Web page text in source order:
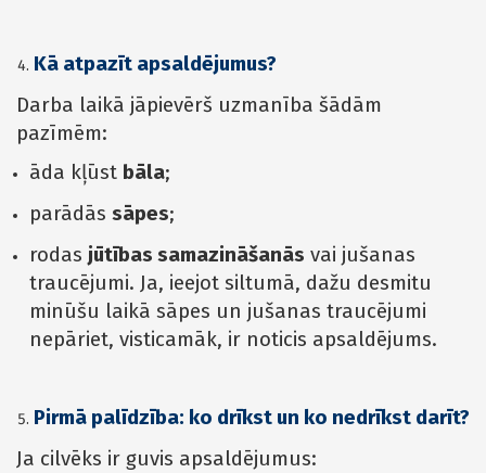
Kā atpazīt apsaldējumus?
Darba laikā jāpievērš uzmanība šādām
pazīmēm:
āda kļūst bāla;
parādās sāpes;
rodas jūtības samazināšanās vai jušanas
traucējumi. Ja, ieejot siltumā, dažu desmitu
minūšu laikā sāpes un jušanas traucējumi
nepāriet, visticamāk, ir noticis apsaldējums.
Pirmā palīdzība: ko drīkst un ko nedrīkst darīt?
Ja cilvēks ir guvis apsaldējumus: